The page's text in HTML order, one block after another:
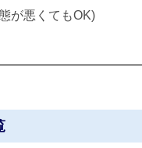
が悪くてもOK)